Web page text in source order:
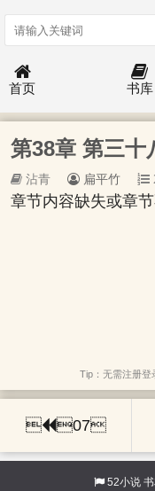
首页 书库
第38章 第三十
沾青 扁平竹
章节内容缺失或章
Tip：无需注册登
 07
52小说